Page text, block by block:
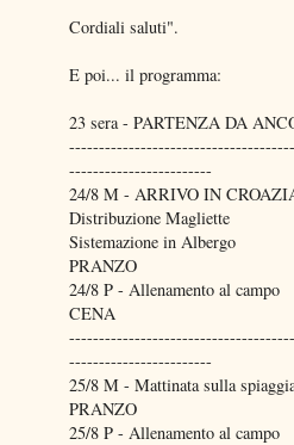
Cordiali saluti".
E poi... il programma:
23 sera - PARTENZA DA
------------------------
24/8 M - ARRIVO IN
Distribuzione Magliette
Sistemazione in Albergo
PRANZO
24/8 P - Allenamento al campo
CENA
------------------------
25/8 M - Mattinata sulla
PRANZO
25/8 P - Allenamento al campo